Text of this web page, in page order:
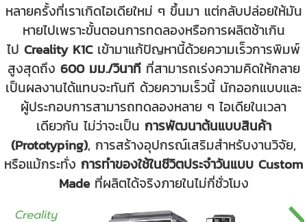
หลายครั้งที่เราเกิดไอเดียใหม่ ๆ ขึ้นมา แต่กลับปล่อยให้มัน
หายไปเพราะขั้นตอนการทดลองหรือการผลิตช้าเกิน
ไป Creality K1Cเข้ามาแก้ปัญหานี้ด้วยความเร็วการพิมพ์
สูงสุดถึง 600 มม./วินาทีที่สามารถเร่งความคิดให้กลาย
เป็นผลงานได้แทบจะทันที ด้วยความเร็วนี้ นักออกแบบและ
ผู้ประกอบการสามารถทดลองหลาย ๆ ไอเดียในเวลา
เดียวกัน ไม่ว่าจะเป็น การพัฒนาต้นแบบสินค้า
(Prototyping), การสร้างอุปกรณ์เสริมสำหรับงานวิจัย,
หรือแม้กระทั่ง การทำของใช้ในชีวิตประจำวันแบบ Custom
Madeที่ผลิตได้จริงภายในไม่กี่ชั่วโมง